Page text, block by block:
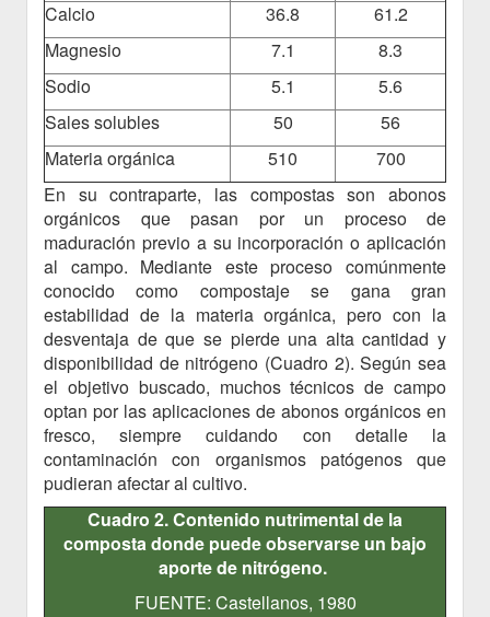
Calcio
36.8
61.2
Magnesio
7.1
8.3
Sodio
5.1
5.6
Sales solubles
50
56
Materia orgánica
510
700
En su contraparte, las compostas son abonos
orgánicos que pasan por un proceso de
maduración previo a su incorporación o aplicación
al campo. Mediante este proceso comúnmente
conocido como compostaje se gana gran
estabilidad de la materia orgánica, pero con la
desventaja de que se pierde una alta cantidad y
disponibilidad de nitrógeno (Cuadro 2). Según sea
el objetivo buscado, muchos técnicos de campo
optan por las aplicaciones de abonos orgánicos en
fresco, siempre cuidando con detalle la
contaminación con organismos patógenos que
pudieran afectar al cultivo.
Cuadro 2. Contenido nutrimental de la
composta donde puede observarse un bajo
aporte de nitrógeno.
FUENTE: Castellanos, 1980